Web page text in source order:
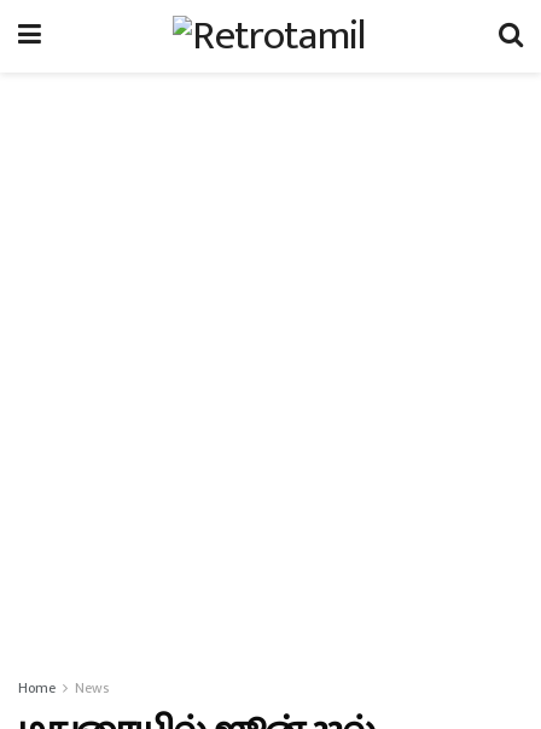
Home News